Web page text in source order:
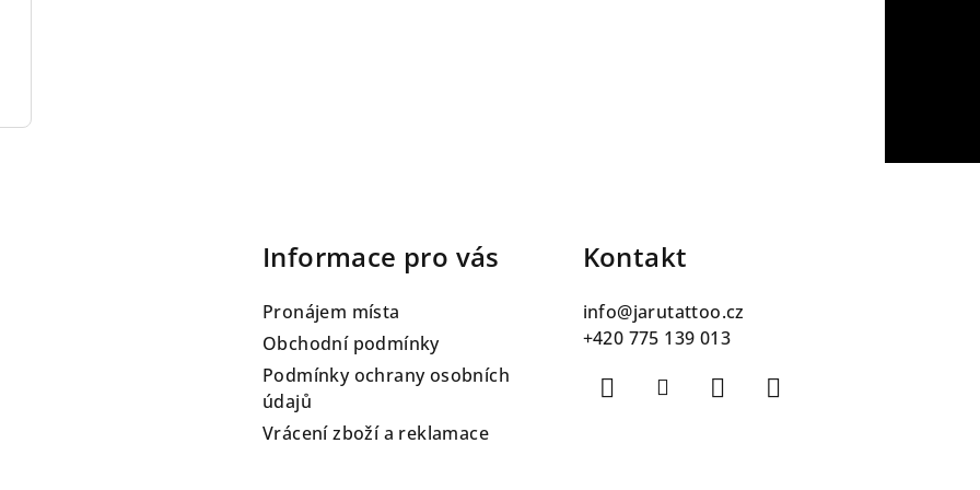
Informace pro vás
Pronájem místa
Obchodní podmínky
Podmínky ochrany osobních
údajů
Vrácení zboží a reklamace
Kontakt
info@jarutattoo.cz
+420 775 139 013